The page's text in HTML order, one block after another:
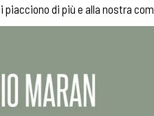
di più e alla nostra